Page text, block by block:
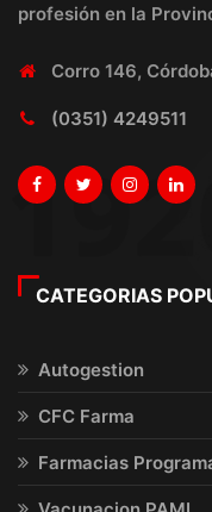
profesión en la
Corro 146,
(0351) 4249511
CATEGORIAS
Autogestion
CFC Farma
Farmacias